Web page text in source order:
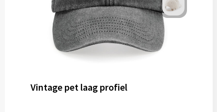
Vintage pet laag profiel